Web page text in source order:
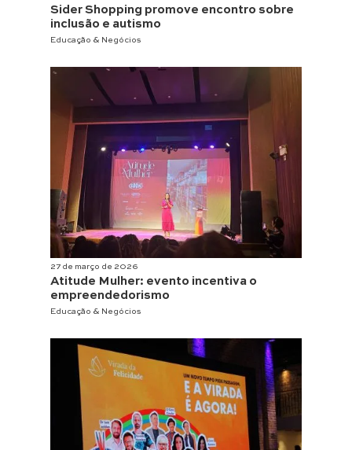
Sider Shopping promove encontro sobre
inclusão e autismo
Educação & Negócios
27 de março de 2026
Atitude Mulher: evento incentiva o
empreendedorismo
Educação & Negócios